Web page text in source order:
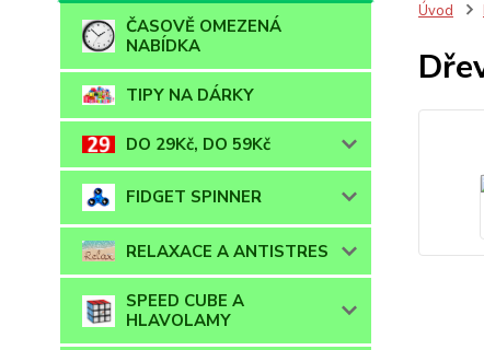
ČASOVĚ OMEZENÁ
NABÍDKA
TIPY NA DÁRKY
DO 29Kč, DO 59Kč
FIDGET SPINNER
RELAXACE A ANTISTRES
SPEED CUBE A
HLAVOLAMY
Úvod